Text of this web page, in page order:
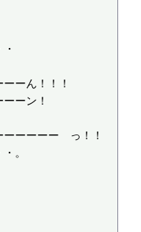
ーん！！！
ーン！
ーーーー　っ！！
。